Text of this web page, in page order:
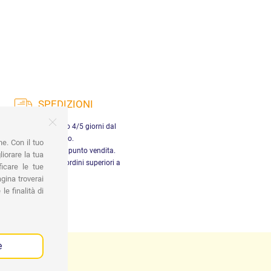
SPEDIZIONI
in Italia entro 4/5 giorni dal
pagamento.
gratuito presso il punto vendita.
gratuita per ordini superiori a
29,90 €
Con il tuo
la tua
le tue
troverai
le finalità di